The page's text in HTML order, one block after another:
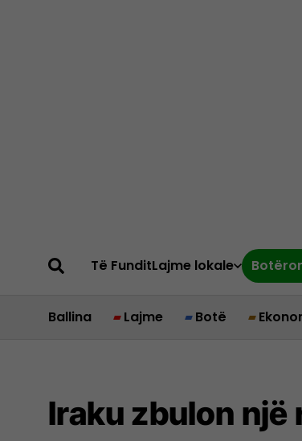
Të FunditLajme lokale
Ballina Lajme Botë
Iraku zbulon